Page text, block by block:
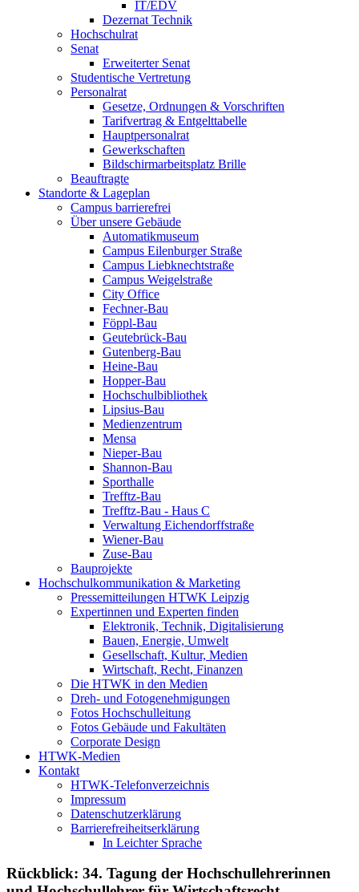
IT/EDV
Dezernat Technik
Hochschulrat
Senat
Erweiterter Senat
Studentische Vertretung
Personalrat
Gesetze, Ordnungen & Vorschriften
Tarifvertrag & Entgelttabelle
Hauptpersonalrat
Gewerkschaften
Bildschirmarbeitsplatz Brille
Beauftragte
Standorte & Lageplan
Campus barrierefrei
Über unsere Gebäude
Automatikmuseum
Campus Eilenburger Straße
Campus Liebknechtstraße
Campus Weigelstraße
City Office
Fechner-Bau
Föppl-Bau
Geutebrück-Bau
Gutenberg-Bau
Heine-Bau
Hopper-Bau
Hochschulbibliothek
Lipsius-Bau
Medienzentrum
Mensa
Nieper-Bau
Shannon-Bau
Sporthalle
Trefftz-Bau
Trefftz-Bau - Haus C
Verwaltung Eichendorffstraße
Wiener-Bau
Zuse-Bau
Bauprojekte
Hochschulkommunikation & Marketing
Pressemitteilungen HTWK Leipzig
Expertinnen und Experten finden
Elektronik, Technik, Digitalisierung
Bauen, Energie, Umwelt
Gesellschaft, Kultur, Medien
Wirtschaft, Recht, Finanzen
Die HTWK in den Medien
Dreh- und Fotogenehmigungen
Fotos Hochschulleitung
Fotos Gebäude und Fakultäten
Corporate Design
HTWK-Medien
Kontakt
HTWK-Telefonverzeichnis
Impressum
Datenschutzerklärung
Barrierefreiheitserklärung
In Leichter Sprache
Rückblick: 34. Tagung der Hochschullehrerinnen